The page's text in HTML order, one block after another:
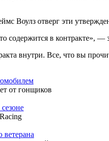
Воулз отверг эти
содержится в
внутри. Все, что вы
от гонщиков